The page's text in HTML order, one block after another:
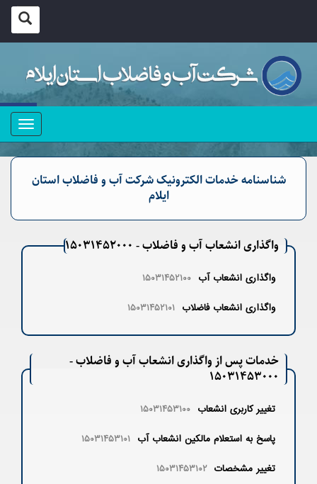
منو
شناسنامه خدمات الکترونیک شرکت آب و فاضلاب استان
ایلام
واگذاری انشعاب آب و فاضلاب - ۱۵۰۳۱۴۵۲۰۰۰
واگذاری انشعاب آب ۱۵۰۳۱۴۵۲۱۰۰
واگذاری انشعاب فاضلاب ۱۵۰۳۱۴۵۲۱۰۱
خدمات پس از واگذاری انشعاب آب و فاضلاب -
۱۵۰۳۱۴۵۳۰۰۰
تغییر کاربری انشعاب ۱۵۰۳۱۴۵۳۱۰۰
پاسخ به استعلام مالكين انشعاب آب ۱۵۰۳۱۴۵۳۱۰۱
تغییر مشخصات ۱۵۰۳۱۴۵۳۱۰۲